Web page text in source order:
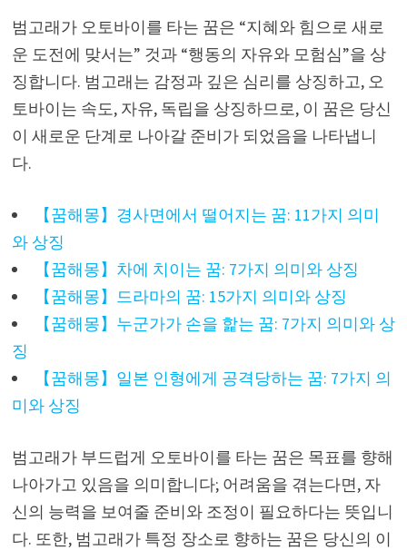
범고래가 오토바이를 타는 꿈은 “지혜와 힘으로 새로
운 도전에 맞서는” 것과 “행동의 자유와 모험심”을 상
징합니다. 범고래는 감정과 깊은 심리를 상징하고, 오
토바이는 속도, 자유, 독립을 상징하므로, 이 꿈은 당신
이 새로운 단계로 나아갈 준비가 되었음을 나타냅니
다.
【꿈해몽】경사면에서 떨어지는 꿈: 11가지 의미
와 상징
【꿈해몽】차에 치이는 꿈: 7가지 의미와 상징
【꿈해몽】드라마의 꿈: 15가지 의미와 상징
【꿈해몽】누군가가 손을 핥는 꿈: 7가지 의미와 상
징
【꿈해몽】일본 인형에게 공격당하는 꿈: 7가지 의
미와 상징
범고래가 부드럽게 오토바이를 타는 꿈은 목표를 향해
나아가고 있음을 의미합니다; 어려움을 겪는다면, 자
신의 능력을 보여줄 준비와 조정이 필요하다는 뜻입니
다. 또한, 범고래가 특정 장소로 향하는 꿈은 당신의 이